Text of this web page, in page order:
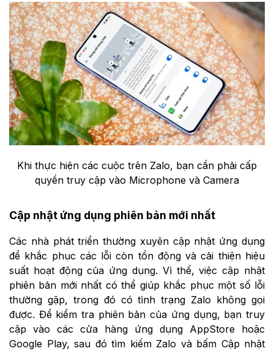
Khi thực hiện các cuộc trên Zalo, bạn cần phải cấp
quyền truy cập vào Microphone và Camera
Cập nhật ứng dụng phiên bản mới nhất
Các nhà phát triển thường xuyên cập nhật ứng dụng
để khắc phục các lỗi còn tồn động và cải thiện hiệu
suất hoạt động của ứng dụng. Vì thế, việc cập nhật
phiên bản mới nhất có thể giúp khắc phục một số lỗi
thường gặp, trong đó có tình trạng Zalo không gọi
được. Để kiểm tra phiên bản của ứng dụng, bạn truy
cập vào các cửa hàng ứng dụng AppStore hoặc
Google Play, sau đó tìm kiếm Zalo và bấm Cập nhật